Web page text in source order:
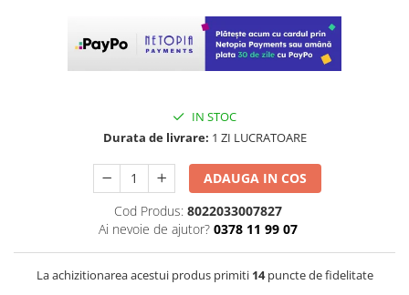
IN STOC
Durata de livrare: 1 ZI LUCRATOARE
ADAUGA IN COS
Cod Produs: 8022033007827
Ai nevoie de ajutor? 0378 11 99 07
La achizitionarea acestui produs primiti 14puncte de fidelitate